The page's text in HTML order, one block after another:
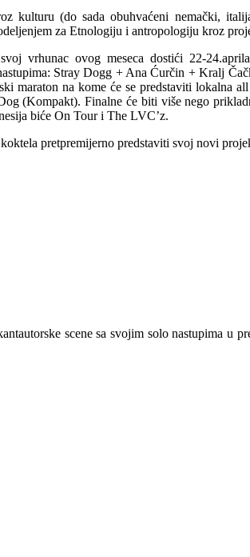
kulturu (do sada obuhvaćeni nemački,
za Etnologiju i antropologiju kroz
vrhunac ovog meseca dostići 22-
Stray Dogg + Ana Ćurčin + Kralj
maraton na kome će se predstaviti lokalna
(Kompakt). Finalne će biti više nego
biće On Tour i The LVC’z.
pretpremijerno predstaviti svoj novi
scene sa svojim solo nastupima u